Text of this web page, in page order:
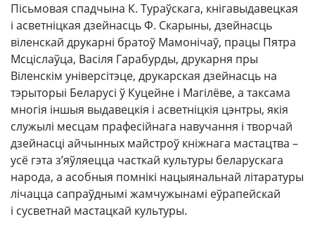
Пісьмовая спадчына К. Тураўскага, кнігавыдавецкая
і асветніцкая дзейнасць Ф. Скарыны, дзейнасць
віленскай друкарні братоў Мамонічаў, працы Пятра
Мсціслаўца, Васіля Гарабурды, друкарня пры
Віленскім універсітэце, друкарская дзейнасць на
тэрыторыі Беларусі ў Куцейне і Магілёве, а таксама
многія іншыя выдавецкія і асветніцкія цэнтры, якія
служылі месцам прафесійнага навучання і творчай
дзейнасці айчынных майстроў кніжнага мастацтва –
усё гэта з’яўляецца часткай культуры беларускага
народа, а асобныя помнікі нацыянальнай літаратуры
лічацца сапраўднымі жамчужынамі еўрапейскай
і сусветнай мастацкай культуры.